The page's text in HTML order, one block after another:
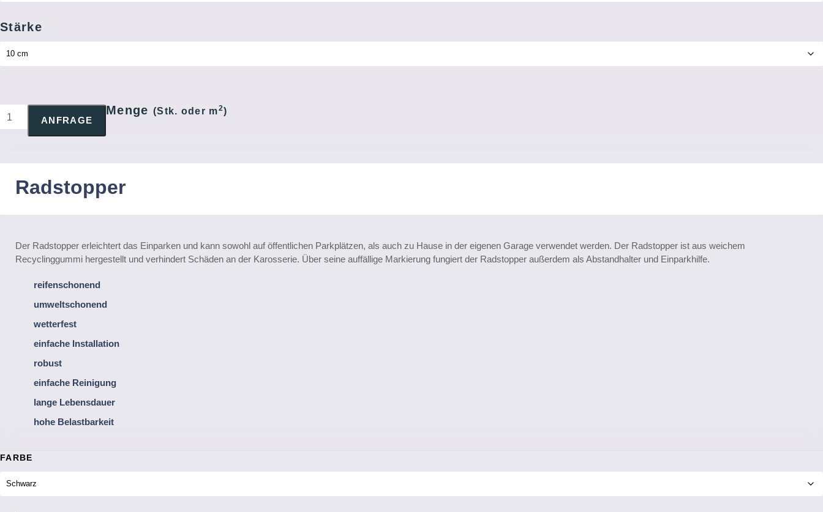
Stärke
Menge (Stk. oder m2)
QUANTITYANFRAGE
Radstopper
Der Radstopper erleichtert das Einparken und kann sowohl auf öffentlichen Parkplätzen, als auch zu Hause in der eigenen Garage verwendet werden. Der Radstopper ist aus weichem
Recyclinggummi hergestellt und verhindert Schäden an der Karosserie. Über seine auffällige Markierung fungiert der Radstopper außerdem als Abstandhalter und Einparkhilfe.
reifenschonend
umweltschonend
wetterfest
einfache Installation
robust
einfache Reinigung
lange Lebensdauer
hohe Belastbarkeit
FARBE